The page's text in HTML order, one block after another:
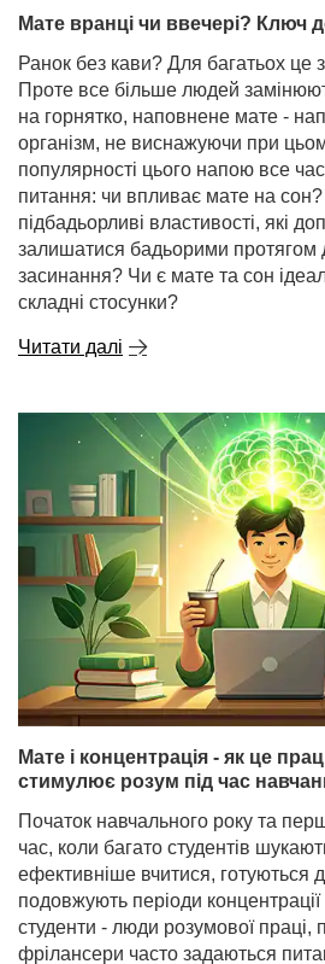
Мате вранці чи ввечері? Ключ
Ранок без кави? Для багатьох це
Проте все більше людей
на горнятко, наповнене мате -
організм, не виснажуючи при
популярності цього напою все
питання: чи впливає мате на
підбадьорливі властивості, які
залишатися бадьорими протягом
засинання? Чи є мате та сон
складні стосунки?
Читати далі
Мате і концентрація - як це
стимулює розум під час
Початок навчального року та
час, коли багато студентів
ефективніше вчитися, готуються
подовжують періоди
студенти - люди розумової праці,
фрілансери часто задаються